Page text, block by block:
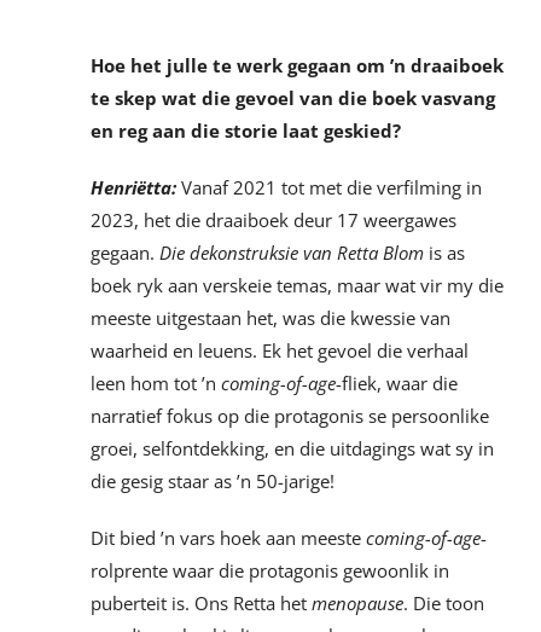
Hoe het julle te werk gegaan om ’n draaiboek
te skep wat die gevoel van die boek vasvang
en reg aan die storie laat geskied?
Henriëtta:Vanaf 2021 tot met die verfilming in
2023, het die draaiboek deur 17 weergawes
gegaan. Die dekonstruksie van Retta Blomis as
boek ryk aan verskeie temas, maar wat vir my die
meeste uitgestaan het, was die kwessie van
waarheid en leuens. Ek het gevoel die verhaal
leen hom tot ’n coming-of-age-fliek, waar die
narratief fokus op die protagonis se persoonlike
groei, selfontdekking, en die uitdagings wat sy in
die gesig staar as ’n 50-jarige!
Dit bied ’n vars hoek aan meeste coming-of-age-
rolprente waar die protagonis gewoonlik in
puberteit is. Ons Retta het menopause. Die toon